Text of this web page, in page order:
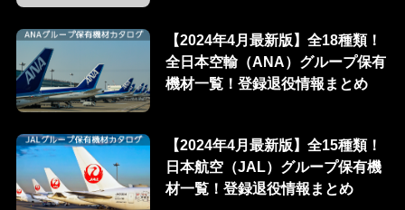
【2024年4月最新版】全18種類！
全日本空輸（ANA）グループ保有
機材一覧！登録退役情報まとめ
【2024年4月最新版】全15種類！
日本航空（JAL）グループ保有機
材一覧！登録退役情報まとめ